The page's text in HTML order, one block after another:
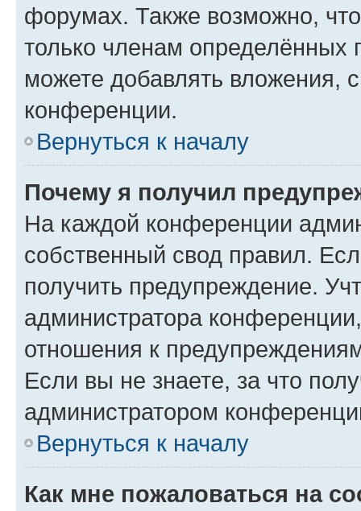
форумах. Также возможно,
только членам определённых
можете добавлять вложения,
конференции.
Вернуться к началу
Почему я получил
На каждой конференции
собственный свод правил.
получить предупреждение.
администратора
отношения к
Если вы не знаете, за что
администратором
Вернуться к началу
Как мне пожаловаться на